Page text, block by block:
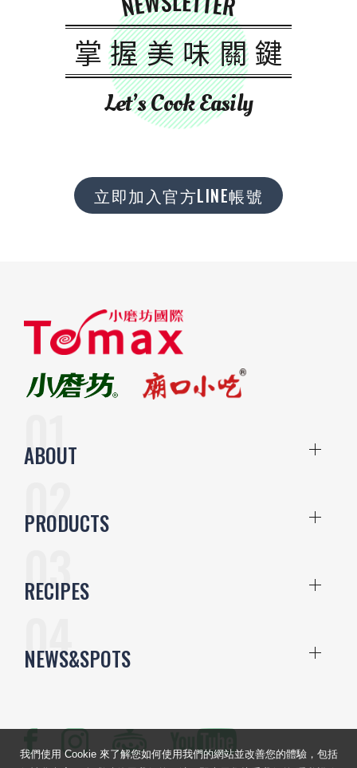
掌握美味關鍵
Let’s Cook Easily
立即加入官方LINE帳號
ABOUT
PRODUCTS
RECIPES
NEWS&SPOTS
我們使用 Cookie 來了解您如何使用我們的網站並改善您的體驗，包括